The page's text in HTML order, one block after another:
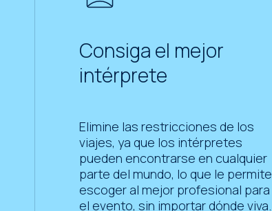
Consiga el mejor
intérprete
Elimine las restricciones de los
viajes, ya que los intérpretes
pueden encontrarse en cualquier
parte del mundo, lo que le permite
escoger al mejor profesional para
el evento, sin importar dónde viva.